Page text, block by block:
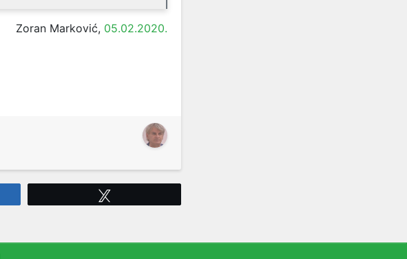
Zoran Marković, 05.02.2020.